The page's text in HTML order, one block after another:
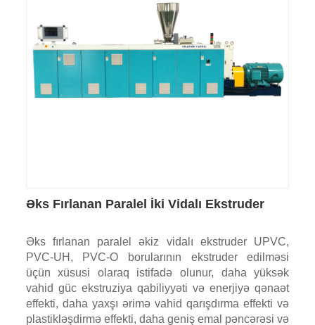
Əks Fırlanan Paralel İki Vidalı Ekstruder
Əks fırlanan paralel əkiz vidalı ekstruder UPVC,
PVC-UH, PVC-O borularının ekstruder edilməsi
üçün xüsusi olaraq istifadə olunur, daha yüksək
vahid güc ekstruziya qabiliyyəti və enerjiyə qənaət
effekti, daha yaxşı ərimə vahid qarışdırma effekti və
plastikləşdirmə effekti, daha geniş emal pəncərəsi və